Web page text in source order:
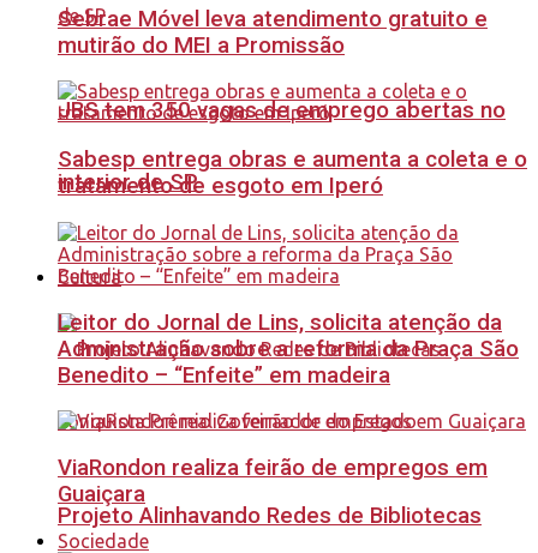
JBS tem 350 vagas de emprego abertas no
interior de SP
Cultura
Projeto Alinhavando Redes de Bibliotecas
Sebrae Móvel leva atendimento gratuito e
mutirão do MEI a Promissão
Sabesp entrega obras e aumenta a coleta e o
tratamento de esgoto em Iperó
Leitor do Jornal de Lins, solicita atenção da
Administração sobre a reforma da Praça São
Benedito – “Enfeite” em madeira
ViaRondon realiza feirão de empregos em
Guaiçara
Sociedade